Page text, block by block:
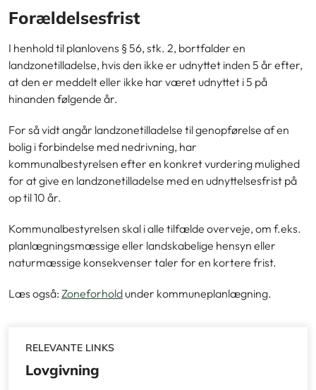
Forældelsesfrist
I henhold til planlovens § 56, stk. 2, bortfalder en
landzonetilladelse, hvis den ikke er udnyttet inden 5 år efter,
at den er meddelt eller ikke har været udnyttet i 5 på
hinanden følgende år.
For så vidt angår landzonetilladelse til genopførelse af en
bolig i forbindelse med nedrivning, har
kommunalbestyrelsen efter en konkret vurdering mulighed
for at give en landzonetilladelse med en udnyttelsesfrist på
op til 10 år.
Kommunalbestyrelsen skal i alle tilfælde overveje, om f.eks.
planlægningsmæssige eller landskabelige hensyn eller
naturmæssige konsekvenser taler for en kortere frist.
Læs også: Zoneforhold under kommuneplanlægning.
RELEVANTE LINKS
Lovgivning